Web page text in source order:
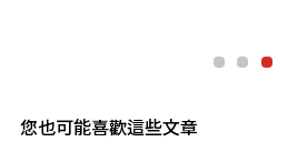
您也可能喜歡這些文章